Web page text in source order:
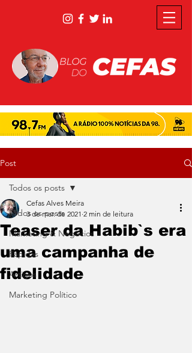
Post
Todos os posts
Marketing & Negócios
Rápidas
Artigos
Marketing Político
Todos os posts
Teaser da Habib`s era
uma campanha de
fidelidade
Cefas Alves Meira
3 de mar. de 2021 2 min de leitura